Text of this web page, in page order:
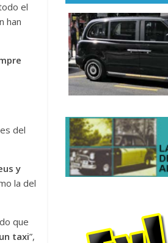
el
han
del
y
la del
que
taxi”,